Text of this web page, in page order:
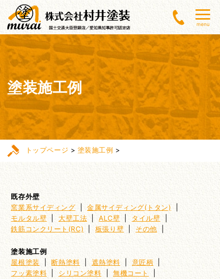
menu
塗装施工例
トップページ > 塗装施工例 >
既存外壁
窯業系サイディング|金属サイディング(トタン)|
モルタル壁
大壁工法 |ALC壁 タイル壁
鉄筋コンクリート(RC)
板張り壁 その他
塗装施工例
屋根塗装 |断熱塗料 遮熱塗料 意匠柄
フッ素塗料
シリコン塗料 |無機コート